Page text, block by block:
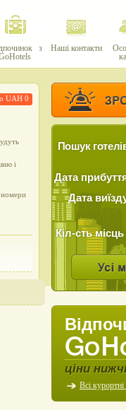
з
Наші контакти
UAH 0
і
номери
Пошук
Дата
Дата
Кіл-сть
ціни
Всі